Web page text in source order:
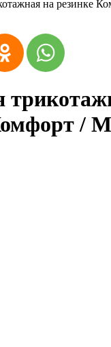
на резинке
/